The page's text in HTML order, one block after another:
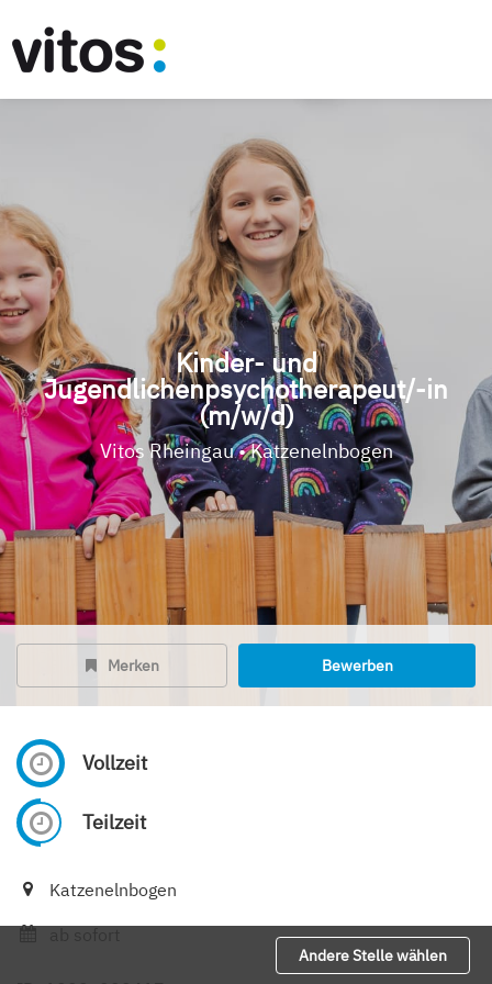
Kinder- und
Jugendlichenpsychotherapeut/-in
(m/w/d)
Vitos Rheingau • Katzenelnbogen
Merken Bewerben
Vollzeit
Teilzeit
Katzenelnbogen
Andere Stelle wählen